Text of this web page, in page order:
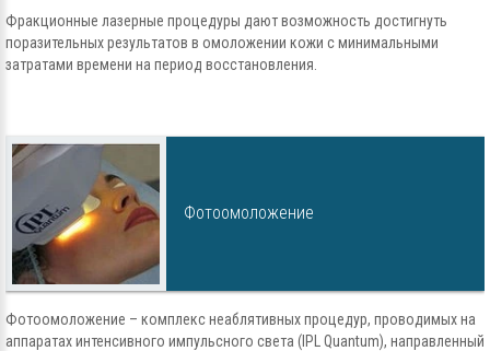
Фракционные лазерные процедуры дают возможность достигнуть
поразительных результатов в омоложении кожи с минимальными
затратами времени на период восстановления.
Фотоомоложение
Фотоомоложение – комплекс неаблятивных процедур, проводимых на
аппаратах интенсивного импульсного света (IPL Quantum), направленный